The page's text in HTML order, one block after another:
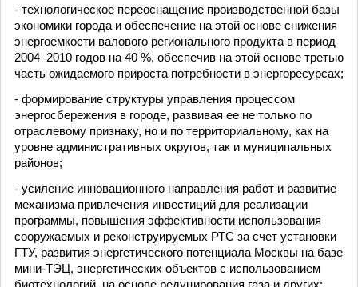
- технологическое переоснащение производственной базы
экономики города и обеспечение на этой основе снижения
энергоемкости валового регионального продукта в период
2004–2010 годов на 40 %, обеспечив на этой основе третью
часть ожидаемого прироста потребности в энергоресурсах;
- формирование структуры управления процессом
энергосбережения в городе, развивая ее не только по
отраслевому признаку, но и по территориальному, как на
уровне административных округов, так и муниципальных
районов;
- усиление инновационного направления работ и развитие
механизма привлечения инвестиций для реализации
программы, повышения эффективности использования
сооружаемых и реконструируемых РТС за счет установки
ГТУ, развития энергетического потенциала Москвы на базе
мини-ТЭЦ, энергетических объектов с использованием
биотехнологий, на основе редуцирования газа и других;